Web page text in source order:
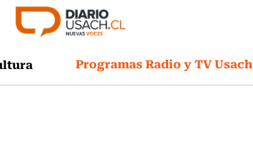
Programas Radio y TV Usach